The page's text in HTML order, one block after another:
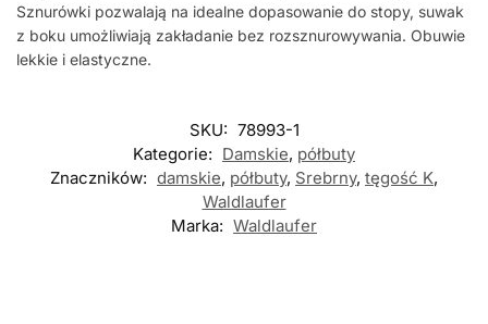
Sznurówki pozwalają na idealne dopasowanie do stopy, suwak
z boku umożliwiają zakładanie bez rozsznurowywania. Obuwie
lekkie i elastyczne.
SKU: 78993-1
Kategorie: Damskie, półbuty
Znaczników: damskie, półbuty, Srebrny, tęgość K,
Waldlaufer
Marka: Waldlaufer